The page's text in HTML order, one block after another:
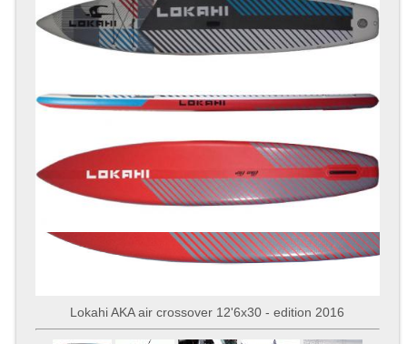
Lokahi AKA air crossover 12'6x30 - edition 2016